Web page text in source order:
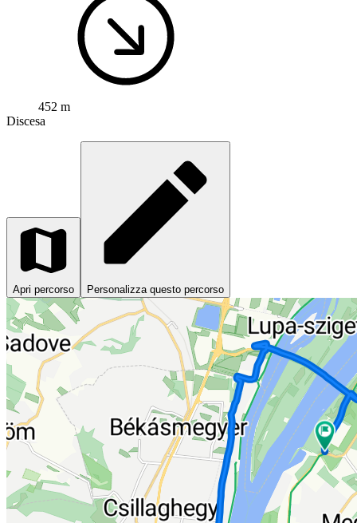
452 m
Discesa
Apri percorso Personalizza questo percorso